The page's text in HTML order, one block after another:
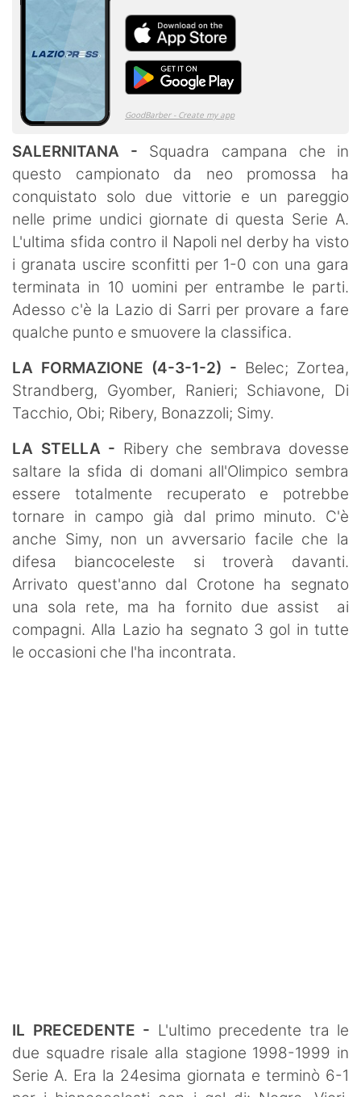
SALERNITANA - Squadra campana che in
questo campionato da neo promossa ha
conquistato solo due vittorie e un pareggio
nelle prime undici giornate di questa Serie A.
L'ultima sfida contro il Napoli nel derby ha visto
i granata uscire sconfitti per 1-0 con una gara
terminata in 10 uomini per entrambe le parti.
Adesso c'è la Lazio di Sarri per provare a fare
qualche punto e smuovere la classifica.
LA FORMAZIONE (4-3-1-2) - Belec; Zortea,
Strandberg, Gyomber, Ranieri; Schiavone, Di
Tacchio, Obi; Ribery, Bonazzoli; Simy.
LA STELLA - Ribery che sembrava dovesse
saltare la sfida di domani all'Olimpico sembra
essere totalmente recuperato e potrebbe
tornare in campo già dal primo minuto. C'è
anche Simy, non un avversario facile che la
difesa biancoceleste si troverà davanti.
Arrivato quest'anno dal Crotone ha segnato
una sola rete, ma ha fornito due assist ai
compagni. Alla Lazio ha segnato 3 gol in tutte
le occasioni che l'ha incontrata.
IL PRECEDENTE - L'ultimo precedente tra le
due squadre risale alla stagione 1998-1999 in
Serie A. Era la 24esima giornata e terminò 6-1